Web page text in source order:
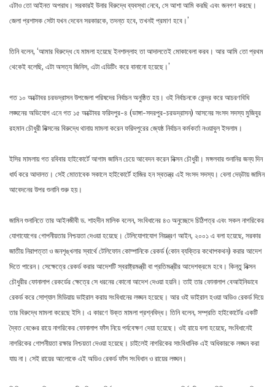
এটাও তো আইনত অপরাধ। সরকারই উনার বিরুদ্ধে ব্যবস্থা নেবে, সে আশা আমি করছি এবং জনগণ করছে।
জেলা প্রশাসক সেটা যখন দেবেন সরকারকে, তদন্ত হবে, তখনই প্রমাণ হবে।’
তিনি বলেন, ‘আমার বিরুদ্ধে যে মামলা হয়েছে ইনশাল্লাহ তা আদালতেই মোকাবেলা করব। আর আমি তো প্রথম
থেকেই বলেছি, এটা অসত্য জিনিস, এটা এডিটিং করে বানানো হয়েছে।’
গত ১০ অক্টোবর চরভদ্রাসন উপজেলা পরিষদের নির্বাচন অনুষ্ঠিত হয়। ওই নির্বাচনকে কেন্দ্র করে আচরণবিধি
লঙ্ঘনের অভিযোগ এনে গত ১৫ অক্টোবর ফরিদপুর-৪ (ভাঙ্গা-সদরপুর-চরভদ্রাসন) আসনের সংসদ সদস্য মুজিবুর
রহমান চৌধুরী নিক্সনের বিরুদ্ধে থানায় মামলা করেন ফরিদপুরের জ্যেষ্ঠ নির্বাচন কর্মকর্তা নওয়াবুল ইসলাম।
ইসির মামলায় গত রবিবার হাইকোর্টে আগাম জামিন চেয়ে আবেদন করেন নিক্সন চৌধুরী। মঙ্গলবার শুনানির জন্য দিন
ধার্য করে আদালত। সেই মোতাবেক সকালে হাইকোর্টে হাজির হন স্বতন্ত্র এই সংসদ সদস্য। বেলা দেড়টায় জামিন
আবেদনের উপর শুনানি শুরু হয়।
জামিন শুনানিতে তার আইনজীবী ড. শাহদীন মালিক বলেন, সংবিধানের ৪৩ অনুচ্ছেদে চিঠিপত্র এবং সকল নাগরিকের
যোগাযোগের গোপনীয়তার নিশ্চয়তা দেওয়া হয়েছে। টেলিযোগাযোগ নিয়ন্ত্রণ আইন, ২০০১ এ বলা হয়েছে, সরকার
জাতীয় নিরাপত্তা ও জনশৃঙ্খলার স্বার্থে টেলিফোন কোম্পানিকে রেকর্ড (কোন ব্যক্তির কথোপকথন) করার আদেশ
দিতে পারেন। সেক্ষেত্রে রেকর্ড করার আদেশটি স্বরাষ্ট্রমন্ত্রী বা প্রতিমন্ত্রীর আদেশক্রমে হবে। কিন্তু নিক্সন
চৌধুরীর ফোনালাপ রেকর্ডের ক্ষেত্রে সে ধরনের কোনো আদেশ দেওয়া হয়নি। তাই তার ফোনালাপ বেআইনিভাবে
রেকর্ড করে সোশ্যাল মিডিয়ায় ভাইরাল করায় সংবিধানের লঙ্ঘন হয়েছে। আর ওই ভাইরাল হওয়া অডিও রেকর্ড দিয়ে
তার বিরুদ্ধে মামলা করেছে ইসি। এ কারণে উক্ত মামলা প্রশ্নবিদ্ধ। তিনি বলেন, সম্প্রতি হাইকোর্টের একটি
দ্বৈত বেঞ্চের রায়ে নাগরিকের ফোনালাপ ফাঁস নিয়ে পর্যবেক্ষণ দেয়া হয়েছে। ওই রায়ে বলা হয়েছে, সংবিধানেই
নাগরিকের গোপনীয়তা রক্ষার নিশ্চয়তা দেওয়া হয়েছে। চাইলেই নাগরিকের সাংবিধানিক এই অধিকারকে লঙ্ঘন করা
যায় না। সেই রায়ের আলোকে এই অডিও রেকর্ড ফাঁস সংবিধান ও রায়ের লঙ্ঘন।